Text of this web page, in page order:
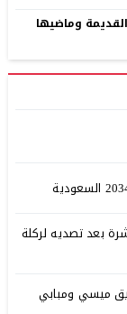
وماضيها
بعد تصديه لركلة
ميسي ومبابي